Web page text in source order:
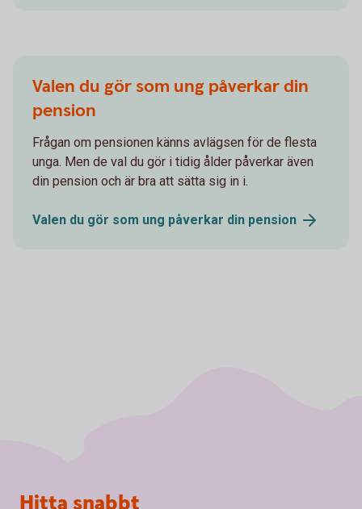
Valen du gör som ung påverkar din
pension
Frågan om pensionen känns avlägsen för de flesta
unga. Men de val du gör i tidig ålder påverkar även
din pension och är bra att sätta sig in i.
Valen du gör som ung påverkar din pension
Sidfot